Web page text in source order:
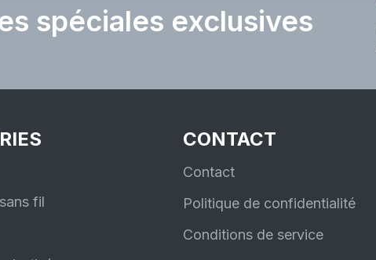
spéciales exclusives
fil
CONTACT
Contact
Politique de confidentialité
Conditions de service